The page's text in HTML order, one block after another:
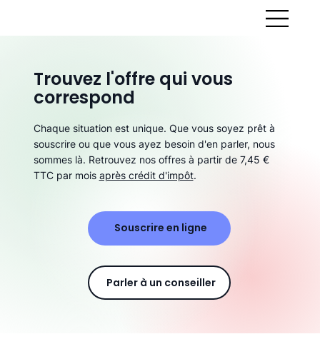
Trouvez l'offre qui vous
correspond
Chaque situation est unique. Que vous soyez prêt à
souscrire ou que vous ayez besoin d'en parler, nous
sommes là. Retrouvez nos offres à partir de 7,45 €
TTC par mois après crédit d'impôt.
Souscrire en ligne
Parler à un conseiller